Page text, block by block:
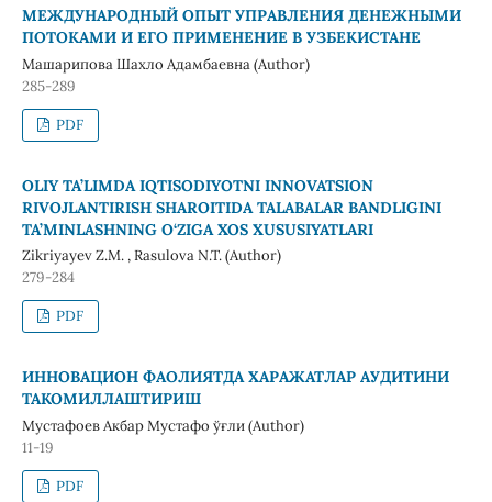
МЕЖДУНАРОДНЫЙ ОПЫТ УПРАВЛЕНИЯ ДЕНЕЖНЫМИ
ПОТОКАМИ И ЕГО ПРИМЕНЕНИЕ В УЗБЕКИСТАНЕ
Машарипова Шахло Адамбаевна (Author)
285-289
PDF
OLIY TA’LIMDA IQTISODIYOTNI INNOVATSION
RIVOJLANTIRISH SHAROITIDA TALABALAR BANDLIGINI
TA’MINLASHNING O‘ZIGA XOS XUSUSIYATLARI
Zikriyayev Z.M. , Rasulova N.T. (Author)
279-284
PDF
ИННОВАЦИОН ФАОЛИЯТДА ХАРАЖАТЛАР АУДИТИНИ
ТАКОМИЛЛАШТИРИШ
Мустафоев Акбар Мустафо ўғли (Author)
11-19
PDF